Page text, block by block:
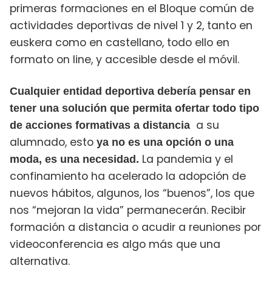
primeras formaciones en el Bloque común de
actividades deportivas de nivel 1 y 2, tanto en
euskera como en castellano, todo ello en
formato on line, y accesible desde el móvil.
Cualquier entidad deportiva debería pensar en
tener una solución que permita ofertar todo tipo
de acciones formativas a distancia a su
alumnado, esto ya no es una opción o una
moda, es una necesidad. La pandemia y el
confinamiento ha acelerado la adopción de
nuevos hábitos, algunos, los “buenos”, los que
nos “mejoran la vida” permanecerán. Recibir
formación a distancia o acudir a reuniones por
videoconferencia es algo más que una
alternativa.